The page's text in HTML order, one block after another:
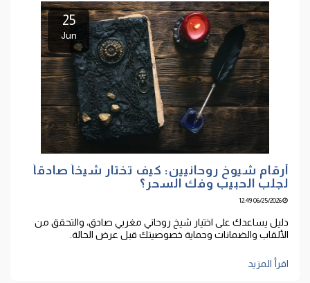
25
Jun
أرقام شيوخ روحانيين: كيف تختار شيخاً صادقاً
لجلب الحبيب وفك السحر؟
06/25/2026 12:49
دليل يساعدك على اختيار شيخ روحاني مغربي صادق، والتحقق من
الألقاب والضمانات وحماية خصوصيتك قبل عرض الحالة.
اقرأ المزيد